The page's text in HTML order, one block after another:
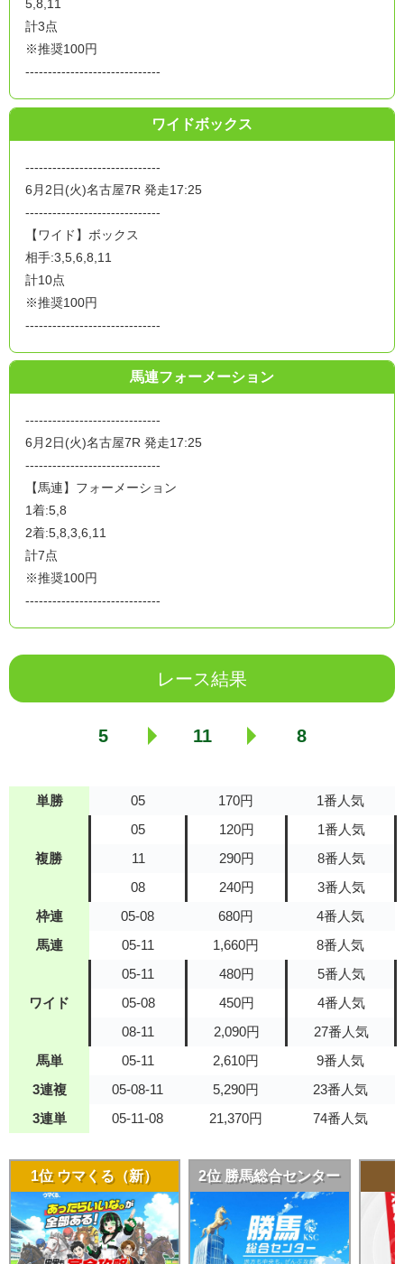
5,8,11
計3点
※推奨100円
------------------------------
ワイドボックス
------------------------------
6月2日(火)名古屋7R 発走17:25
------------------------------
【ワイド】ボックス
相手:3,5,6,8,11
計10点
※推奨100円
------------------------------
馬連フォーメーション
------------------------------
6月2日(火)名古屋7R 発走17:25
------------------------------
【馬連】フォーメーション
1着:5,8
2着:5,8,3,6,11
計7点
※推奨100円
------------------------------
レース結果
5 11 8
単勝 05 170円 1番人気
複勝
05 120円
1番人気
11
290円
8番人気
08
240円
3番人気
枠連
05-08 680円
4番人気
馬連
05-11 1,660円 8番人気
ワイド
05-11 480円
5番人気
05-08
450円
4番人気
08-11
2,090円
27番人気
馬単
05-11 2,610円
9番人気
3連複
05-08-11 5,290円
23番人気
3連単
05-11-08 21,370円 74番人気
1位 ウマくる（新） 2位 勝馬総合センター